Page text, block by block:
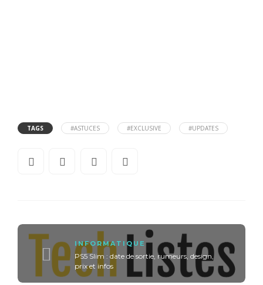
TAGS #ASTUCES #EXCLUSIVE #UPDATES
INFORMATIQUE
PS5 Slim : date de sortie, rumeurs, design,
prix et infos